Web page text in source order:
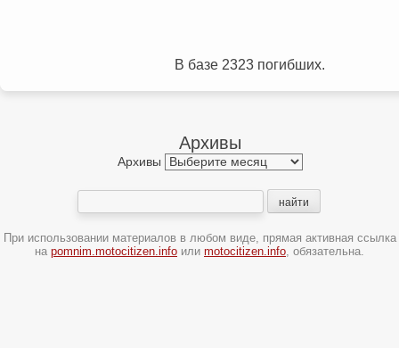
В базе 2323 погибших.
Архивы
Архивы
При использовании материалов в любом виде, прямая активная ссылка
на pomnim.motocitizen.info или motocitizen.info , обязательна.